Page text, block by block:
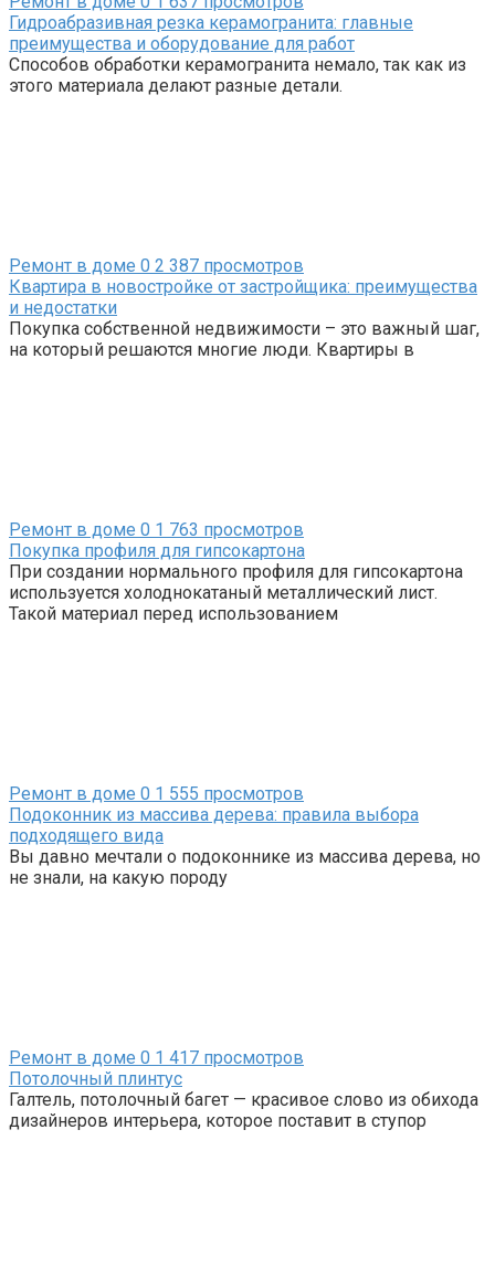
Гидроабразивная резка керамогранита: главные
преимущества и оборудование для работ
Способов обработки керамогранита немало, так как из
этого материала делают разные детали.
Ремонт в доме 0 2 387 просмотров
Квартира в новостройке от застройщика: преимущества
и недостатки
Покупка собственной недвижимости – это важный шаг,
на который решаются многие люди. Квартиры в
Ремонт в доме 0 1 763 просмотров
Покупка профиля для гипсокартона
При создании нормального профиля для гипсокартона
используется холоднокатаный металлический лист.
Такой материал перед использованием
Ремонт в доме 0 1 555 просмотров
Подоконник из массива дерева: правила выбора
подходящего вида
Вы давно мечтали о подоконнике из массива дерева, но
не знали, на какую породу
Ремонт в доме 0 1 417 просмотров
Потолочный плинтус
Галтель, потолочный багет — красивое слово из обихода
дизайнеров интерьера, которое поставит в ступор